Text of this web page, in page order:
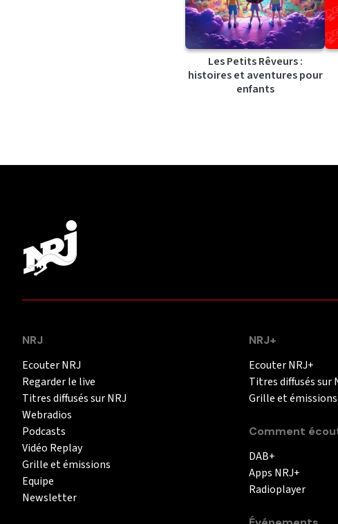
Les Petits Rêveurs :
histoires et aventures pour
enfants
NRJ
Ecouter NRJ
Regarder le live
Titres diffusés sur NRJ
Webradios
Podcasts
Vidéo Replay
Grille et émissions
Equipe
Newsletter
NRJ+
Ecouter NRJ+
Titres diffusés sur
Grille et émissions
Comment
DAB+
Apps NRJ+
Radioplayer